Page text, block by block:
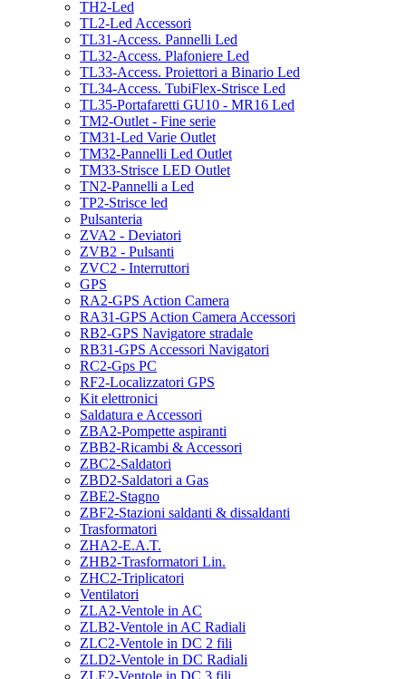
TH2-Led
TL2-Led Accessori
TL31-Access. Pannelli Led
TL32-Access. Plafoniere Led
TL33-Access. Proiettori a Binario Led
TL34-Access. TubiFlex-Strisce Led
TL35-Portafaretti GU10 - MR16 Led
TM2-Outlet - Fine serie
TM31-Led Varie Outlet
TM32-Pannelli Led Outlet
TM33-Strisce LED Outlet
TN2-Pannelli a Led
TP2-Strisce led
Pulsanteria
ZVA2 - Deviatori
ZVB2 - Pulsanti
ZVC2 - Interruttori
GPS
RA2-GPS Action Camera
RA31-GPS Action Camera Accessori
RB2-GPS Navigatore stradale
RB31-GPS Accessori Navigatori
RC2-Gps PC
RF2-Localizzatori GPS
Kit elettronici
Saldatura e Accessori
ZBA2-Pompette aspiranti
ZBB2-Ricambi & Accessori
ZBC2-Saldatori
ZBD2-Saldatori a Gas
ZBE2-Stagno
ZBF2-Stazioni saldanti & dissaldanti
Trasformatori
ZHA2-E.A.T.
ZHB2-Trasformatori Lin.
ZHC2-Triplicatori
Ventilatori
ZLA2-Ventole in AC
ZLB2-Ventole in AC Radiali
ZLC2-Ventole in DC 2 fili
ZLD2-Ventole in DC Radiali
ZLE2-Ventole in DC 3 fili